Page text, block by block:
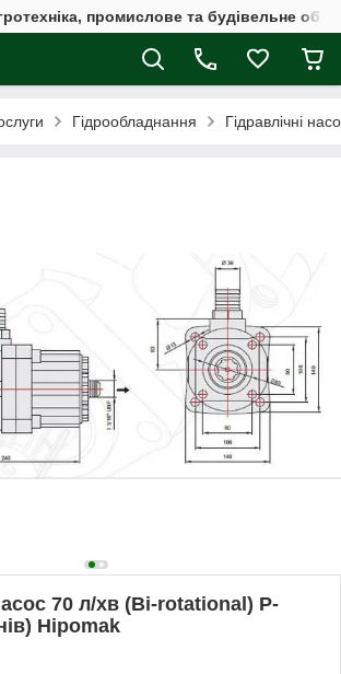
промислове та будівельне
Гідрообладнання Гідравлічні
70 л/хв (Bi-rotational) P-
Hipomak